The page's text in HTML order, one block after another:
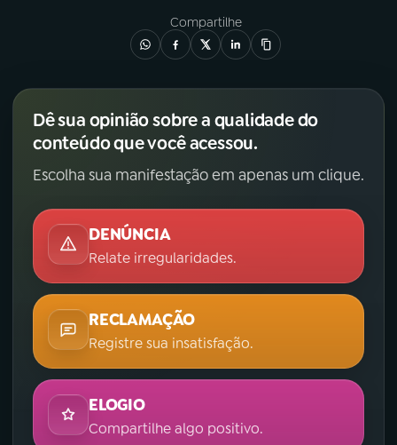
Compartilhe
Dê sua opinião sobre a qualidade do
conteúdo que você acessou.
Escolha sua manifestação em apenas um clique.
DENÚNCIA
Relate irregularidades.
RECLAMAÇÃO
Registre sua insatisfação.
ELOGIO
Compartilhe algo positivo.